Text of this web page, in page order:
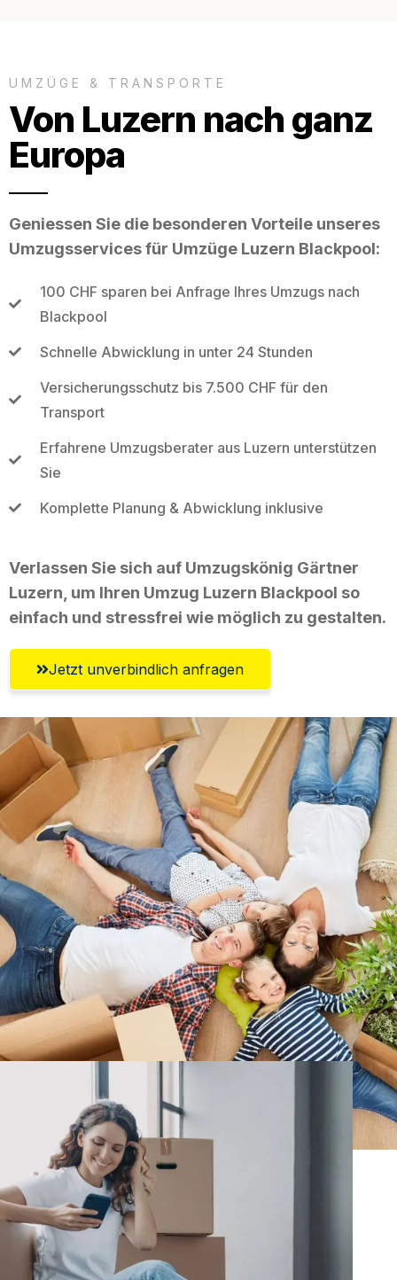
UMZÜGE & TRANSPORTE
Von Luzern nach ganz
Europa
Geniessen Sie die besonderen Vorteile unseres
Umzugsservices für Umzüge Luzern Blackpool:
100 CHF sparen bei Anfrage Ihres Umzugs nach
Blackpool
Schnelle Abwicklung in unter 24 Stunden
Versicherungsschutz bis 7.500 CHF für den
Transport
Erfahrene Umzugsberater aus Luzern unterstützen
Sie
Komplette Planung & Abwicklung inklusive
Verlassen Sie sich auf Umzugskönig Gärtner
Luzern, um Ihren Umzug Luzern Blackpool so
einfach und stressfrei wie möglich zu gestalten.
Jetzt unverbindlich anfragen